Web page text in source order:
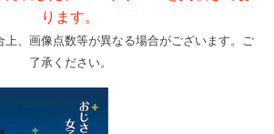
ります。
、画像点数等が異なる場合がございます。ご
了承ください。